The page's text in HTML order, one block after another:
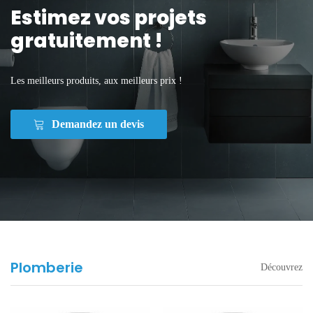
Estimez vos projets
gratuitement !
Les meilleurs produits, aux meilleurs prix !
Demandez un devis
Plomberie Découvrez